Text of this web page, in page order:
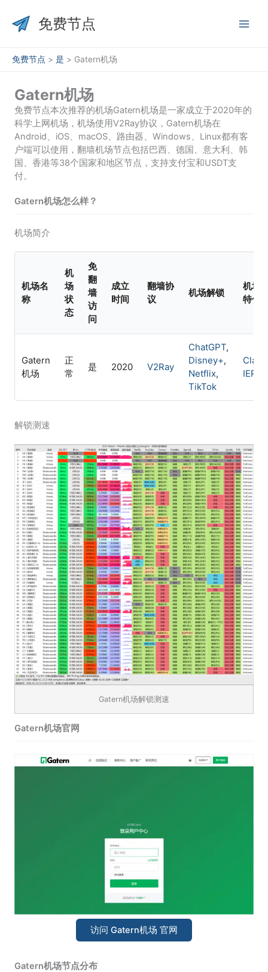
免费节点
免费节点 > 是 > Gatern机场
Gatern机场
免费节点本次推荐的机场Gatern机场是一家成立于2020年的
科学上网机场，机场使用V2Ray协议，Gatern机场在
Android、iOS、macOS、路由器、Windows、Linux都有客
户端可以使用，翻墙机场节点包括巴西、德国、意大利、韩
国、香港等38个国家和地区节点，支持支付宝和USDT支
付。
Gatern机场怎么样？
机场简介
机场名
称
机
场
状
态
免
翻
墙
访
问
成立
时间
翻墙协
议
机场解锁
机场
特色
Gatern
机场
正
常
是 2020 V2Ray
ChatGPT,
Disney+,
Netflix,
TikTok
Clash
IEPL
解锁测速
Gatern机场解锁测速
Gatern机场官网
访问 Gatern机场 官网
Gatern机场节点分布